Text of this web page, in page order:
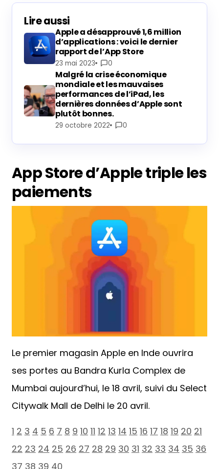
Lire aussi
Apple a désapprouvé 1,6 million
d’applications : voici le dernier
rapport de l’App Store
23 mai 2023 0
Malgré la crise économique
mondiale et les mauvaises
performances de l’iPad, les
dernières données d’Apple sont
plutôt bonnes.
29 octobre 2022 0
App Store d’Apple triple les
paiements
Le premier magasin Apple en Inde ouvrira
ses portes au Bandra Kurla Complex de
Mumbai aujourd’hui, le 18 avril, suivi du Select
Citywalk Mall de Delhi le 20 avril.
1 2 3 4 5 6 7 8 9 10 11 12 13 14 15 16 17 18 19 20 21
22 23 24 25 26 27 28 29 30 31 32 33 34 35 36
37 38 39 40